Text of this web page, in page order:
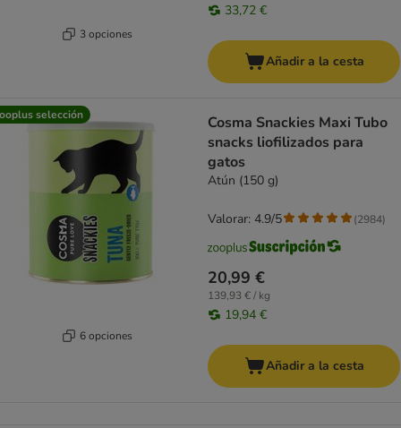
3 opciones
33,72 €
Añadir a la cesta
selección
6 opciones
Cosma Snackies Maxi Tubo
snacks liofilizados para
gatos
Atún (150 g)
20,99 €
139,93 € / kg
19,94 €
Valorar: 4.9/5 (2984)
Añadir a la cesta